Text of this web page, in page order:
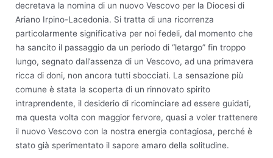
decretava la nomina di un nuovo Vescovo per la Diocesi di
Ariano Irpino-Lacedonia. Si tratta di una ricorrenza
particolarmente significativa per noi fedeli, dal momento che
ha sancito il passaggio da un periodo di “letargo” fin troppo
lungo, segnato dall’assenza di un Vescovo, ad una primavera
ricca di doni, non ancora tutti sbocciati. La sensazione più
comune è stata la scoperta di un rinnovato spirito
intraprendente, il desiderio di ricominciare ad essere guidati,
ma questa volta con maggior fervore, quasi a voler trattenere
il nuovo Vescovo con la nostra energia contagiosa, perché è
stato già sperimentato il sapore amaro della solitudine.